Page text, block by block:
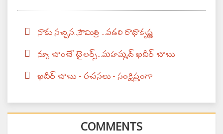
నాకు నచ్చిన..సౌమిత్రి ...వడలి రాధాకృష్ణ
న్యూ బాంబే టైలర్స్...మహమ్మద్ ఖదీర్ బాబు
ఖదీర్ బాబు - రచనలు - సంక్షిప్తంగా
COMMENTS